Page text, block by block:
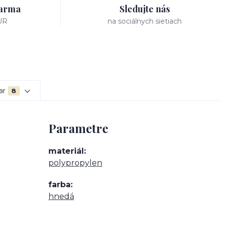
Sledujte nás
na sociálnych sietiach
8
Parametre
materiál
polypropylen
farba
hnedá